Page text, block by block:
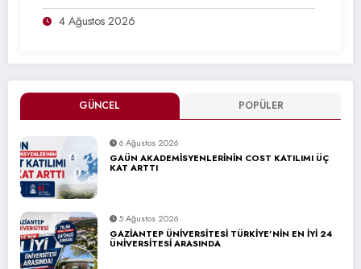
GÜNCEL POPÜLER
6 Ağustos 2026
GAÜN AKADEMİSYENLERİNİN COST KATILIMI ÜÇ
KAT ARTTI
5 Ağustos 2026
GAZİANTEP ÜNİVERSİTESİ TÜRKİYE’NİN EN İYİ 24
ÜNİVERSİTESİ ARASINDA
4 Ağustos 2026